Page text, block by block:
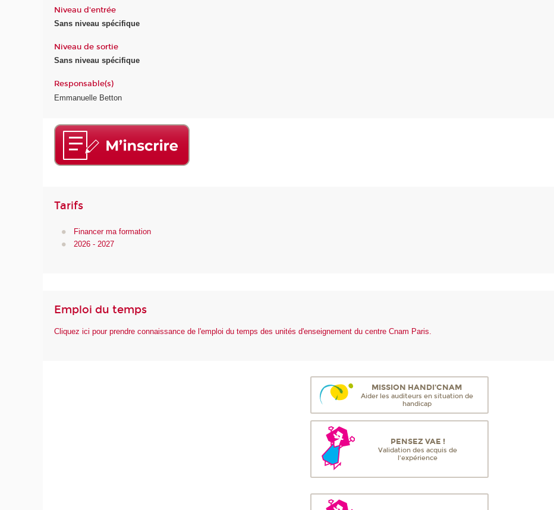
Niveau d'entrée
Sans niveau spécifique
Niveau de sortie
Sans niveau spécifique
Responsable(s)
Emmanuelle Betton
Tarifs
Financer ma formation
2026 - 2027
Emploi du temps
Cliquez ici pour prendre connaissance de l'emploi du temps des unités d'enseignement du centre Cnam Paris.
MISSION HANDI'CNAM
Aider les auditeurs en situation de
handicap
PENSEZ VAE !
Validation des acquis de
l'expérience